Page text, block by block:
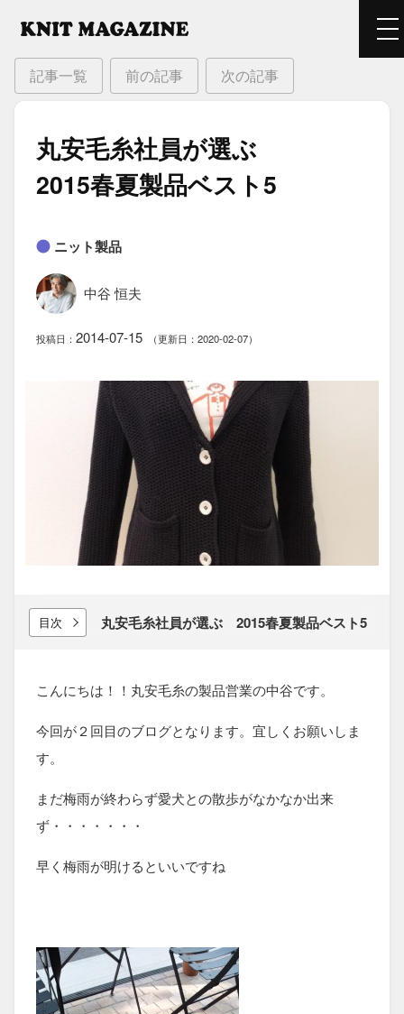
記事一覧 前の記事 次の記事
丸安毛糸社員が​選ぶ
2015春夏製品ベスト5
ニット製品
中谷 恒夫
投稿日： 2014-07-15 （更新日：2020-02-07）
目次 丸安毛糸社員が​選ぶ 2015春夏製品ベスト5
こんにちは！！丸安毛糸の製品営業の中谷です。
今回が２回目のブログとなります。宜しくお願いしま
す。
まだ梅雨が終わらず愛犬との散歩がなかなか出来
ず・・・・・・・
早く梅雨が明けるといいですね